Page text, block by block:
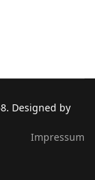
Designed by
Impressum